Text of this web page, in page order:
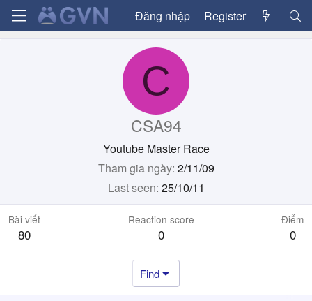
Đăng nhập Register
C
CSA94
Youtube Master Race
Tham gia ngày 2/11/09
Last seen 25/10/11
Bài viết
80
Reaction score
0
Điểm
0
Find